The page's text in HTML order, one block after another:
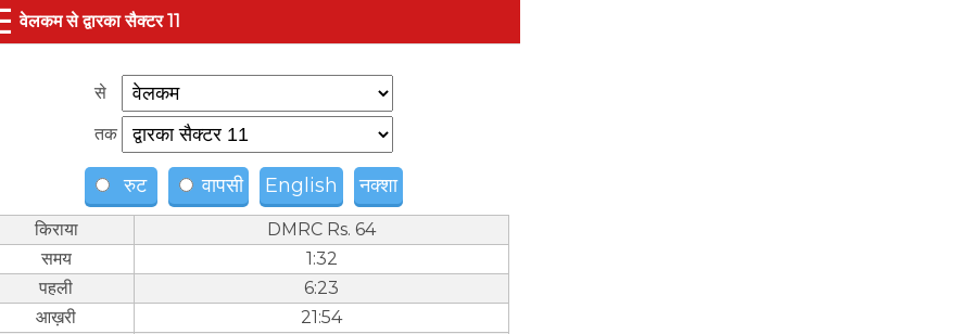
वेलकम से द्वारका सैक्टर 11
से
तक
रुट वापसी English नक्शा
किराया
DMRC Rs. 64
समय
1:32
पहली
6:23
आख़री
21:54